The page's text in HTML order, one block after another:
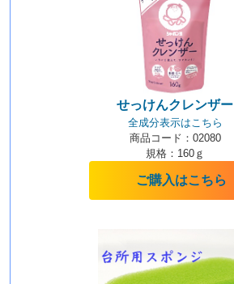
せっけんクレンザー
全成分表示はこちら
商品コード：02080
規格：160ｇ
ご購入はこちら